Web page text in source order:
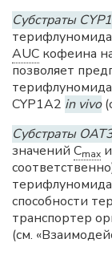
Субстраты
AUC кофеина
позволяет
CYP1A2 in vivo
Субстраты
значений Cmax и
способности
транспортер
(см.